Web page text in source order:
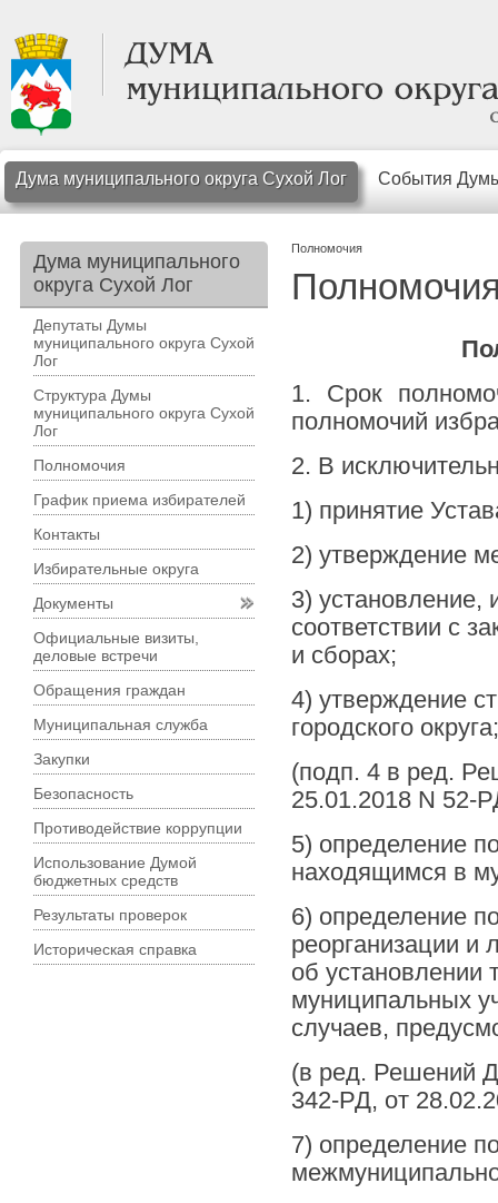
Дума муниципального округа Сухой Лог События
Полномочия
1. Срок
полномочий
2. В
1) принятие
2) утверждение
3) установление,
соответствии с
и сборах;
4) утверждение
городского округа;
(подп. 4 в ред.
25.01.2018 N 52-
5) определение
находящимся в
6) определение
реорганизации и
об установлении
муниципальных
случаев,
(в ред. Решений
342-РД, от
7) определение
Дума муниципального
округа Сухой Лог
Депутаты Думы
муниципального округа Сухой
Лог
Структура Думы
муниципального округа Сухой
Лог
Полномочия
График приема избирателей
Контакты
Избирательные округа
Документы
Официальные визиты,
деловые встречи
Обращения граждан
Муниципальная служба
Закупки
Безопасность
Противодействие коррупции
Использование Думой
бюджетных средств
Результаты проверок
Историческая справка